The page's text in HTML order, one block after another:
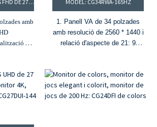
MONITOR DE JOCS IPS FHD DE 27 POLZADES I 540 HZ, MONITOR DE 540 HZ, MONITOR DE JOCS, MONITOR DE FREQÜÈNCIA D'ACTUALITZACIÓ SÚPER RÀPIDA, MONITOR D'ESPORTS ELECTRÒNICS: CG27MFI-540 HZ
amb
de
cd/m² i
1000:1
P3 del
MODEL: CG34RWA-165HZ
1. Panell VA de 34 polzades
amb resolució de 2560 * 1440 i
relació d'aspecte de 21: 9
3. MPRT de 165 Hz i 1 ms
4. Brillantor de 400 cd/m² i
relació de contrast de 3000:1